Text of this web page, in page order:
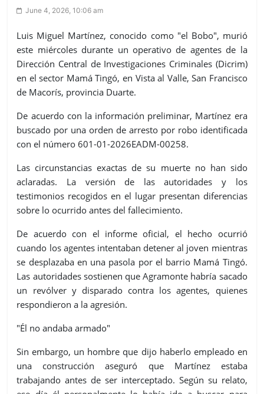
June 4, 2026, 10:06 am
Luis Miguel Martínez, conocido como "el Bobo", murió
este miércoles durante un operativo de agentes de la
Dirección Central de Investigaciones Criminales (Dicrim)
en el sector Mamá Tingó, en Vista al Valle, San Francisco
de Macorís, provincia Duarte.
De acuerdo con la información preliminar, Martínez era
buscado por una orden de arresto por robo identificada
con el número 601-01-2026EADM-00258.
Las circunstancias exactas de su muerte no han sido
aclaradas. La versión de las autoridades y los
testimonios recogidos en el lugar presentan diferencias
sobre lo ocurrido antes del fallecimiento.
De acuerdo con el informe oficial, el hecho ocurrió
cuando los agentes intentaban detener al joven mientras
se desplazaba en una pasola por el barrio Mamá Tingó.
Las autoridades sostienen que Agramonte habría sacado
un revólver y disparado contra los agentes, quienes
respondieron a la agresión.
"Él no andaba armado"
Sin embargo, un hombre que dijo haberlo empleado en
una construcción aseguró que Martínez estaba
trabajando antes de ser interceptado. Según su relato,